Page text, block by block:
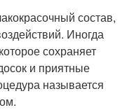
состав,
Иногда
сохраняет
и приятные
называется